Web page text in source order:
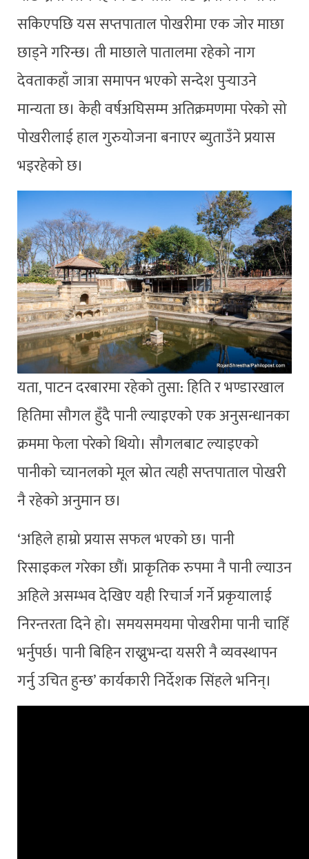
सकिएपछि यस सप्तपाताल पोखरीमा एक जोर माछा
छाड्ने गरिन्छ। ती माछाले पातालमा रहेको नाग
देवताकहाँ जात्रा समापन भएको सन्देश पुर्‍याउने
मान्यता छ। केही वर्षअघिसम्म अतिक्रमणमा परेको सो
पोखरीलाई हाल गुरुयोजना बनाएर ब्युताउँने प्रयास
भइरहेको छ।
यता, पाटन दरबारमा रहेको तुसा: हिति र भण्डारखाल
हितिमा सौगल हुँदै पानी ल्याइएको एक अनुसन्धानका
क्रममा फेला परेको थियो। सौगलबाट ल्याइएको
पानीको च्यानलको मूल स्रोत त्यही सप्तपाताल पोखरी
नै रहेको अनुमान छ।
‘अहिले हाम्रो प्रयास सफल भएको छ। पानी
रिसाइकल गरेका छौं। प्राकृतिक रुपमा नै पानी ल्याउन
अहिले असम्भव देखिए यही रिचार्ज गर्ने प्रकृयालाई
निरन्तरता दिने हो। समयसमयमा पोखरीमा पानी चाहिँ
भर्नुपर्छ। पानी बिहिन राख्नुभन्दा यसरी नै व्यवस्थापन
गर्नु उचित हुन्छ’ कार्यकारी निर्देशक सिंहले भनिन्।